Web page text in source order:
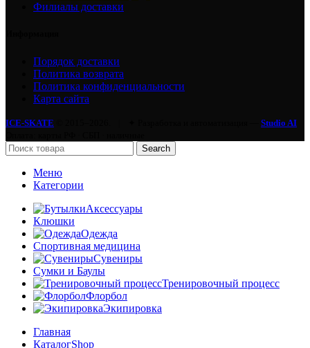
Филиалы доставки
Порядок доставки
Политика возврата
Политика конфиденциальности
Карта сайта
ICE-SKATE
Studio AI
Search
Меню
Категории
Аксессуары
Клюшки
Одежда
Спортивная медицина
Сувениры
Сумки и Баулы
Тренировочный процесс
Флорбол
Экипировка
Главная
КаталогShop